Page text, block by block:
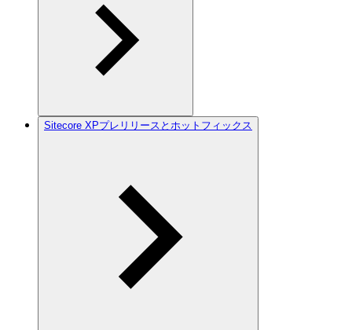
Sitecore XPプレリリースとホットフィックス